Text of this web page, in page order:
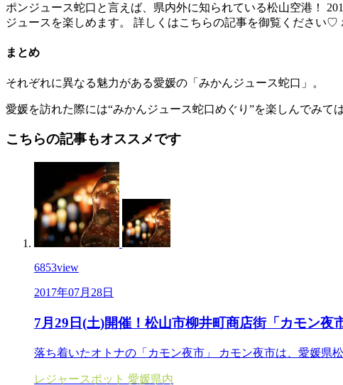
ポンジュース蛇口と言えば、県内外に知られている松山空港！
ジュースを楽しめます。 詳しくはこちらの記事を御覧ください♡
まとめ
それぞれに異なる魅力がある愛媛の「みかんジュース蛇口」。
愛媛を訪れた際には“みかんジュース蛇口めぐり”を楽しんでみて
こちらの記事もオススメです
6853view
2017年07月28日
7月29日(土)開催！松山市柳井町商店街「カモン夜
落ち着いたオトナの「カモン夜市」 カモン夜市は、愛媛県
レジャースポット 愛媛県内